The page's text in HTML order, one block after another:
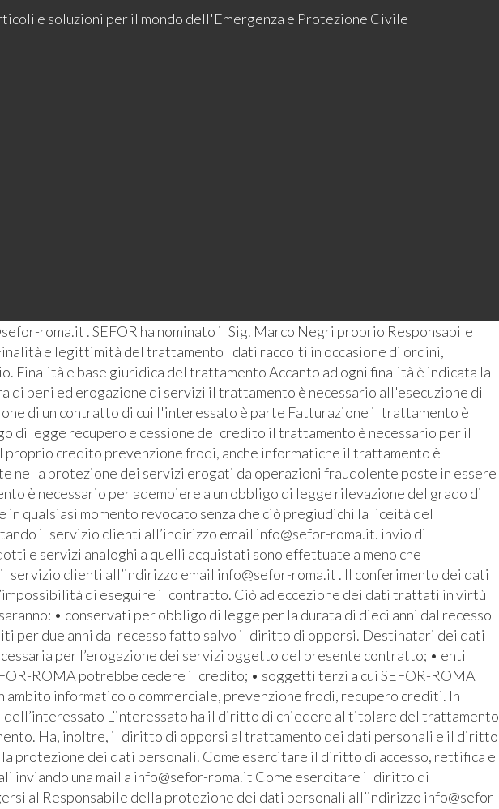
e soluzioni per il mondo dell'Emergenza e Protezione Civile
roma.it . SEFOR ha nominato il Sig. Marco Negri proprio Responsabile
e legittimità del trattamento I dati raccolti in occasione di ordini,
e base giuridica del trattamento Accanto ad ogni finalità è indicata la
beni ed erogazione di servizi il trattamento è necessario all'esecuzione di
di un contratto di cui l'interessato è parte Fatturazione il trattamento è
di legge recupero e cessione del credito il trattamento è necessario per il
credito prevenzione frodi, anche informatiche il trattamento è
protezione dei servizi erogati da operazioni fraudolente poste in essere
è necessario per adempiere a un obbligo di legge rilevazione del grado di
qualsiasi momento revocato senza che ciò pregiudichi la liceità del
il servizio clienti all’indirizzo email info@sefor-roma.it. invio di
e servizi analoghi a quelli acquistati sono effettuate a meno che
servizio clienti all’indirizzo email info@sefor-roma.it . Il conferimento dei dati
di eseguire il contratto. Ciò ad eccezione dei dati trattati in virtù
• conservati per obbligo di legge per la durata di dieci anni dal recesso
per due anni dal recesso fatto salvo il diritto di opporsi. Destinatari dei dati
per l’erogazione dei servizi oggetto del presente contratto; • enti
ROMA potrebbe cedere il credito; • soggetti terzi a cui SEFOR-ROMA
informatico o commerciale, prevenzione frodi, recupero crediti. In
L’interessato ha il diritto di chiedere al titolare del trattamento
Ha, inoltre, il diritto di opporsi al trattamento dei dati personali e il diritto
protezione dei dati personali. Come esercitare il diritto di accesso, rettifica e
inviando una mail a info@sefor-roma.it Come esercitare il diritto di
al Responsabile della protezione dei dati personali all’indirizzo info@sefor-